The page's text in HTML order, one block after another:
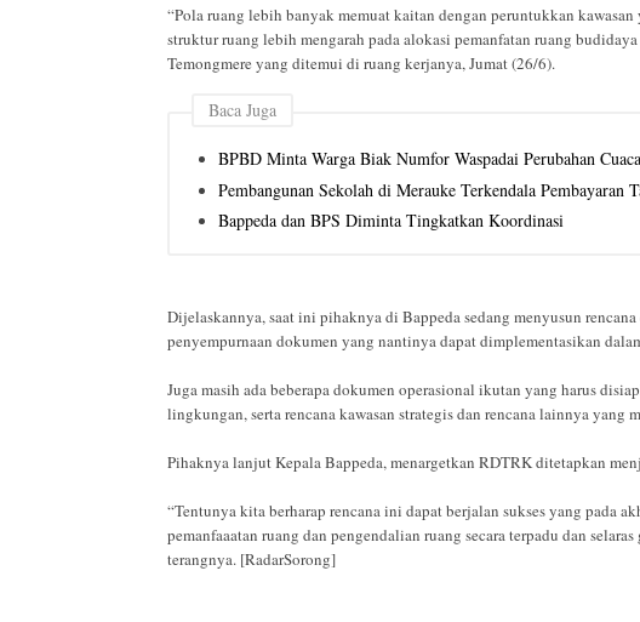
“Pola ruang lebih banyak memuat kaitan dengan peruntukkan
struktur ruang lebih mengarah pada alokasi pemanfatan ruang
Temongmere yang ditemui di ruang kerjanya, Jumat (26/6).
Baca Juga
BPBD Minta Warga Biak Numfor Waspadai Perubahan
Pembangunan Sekolah di Merauke Terkendala Pembayaran
Bappeda dan BPS Diminta Tingkatkan Koordinasi
Dijelaskannya, saat ini pihaknya di Bappeda sedang menyusun
penyempurnaan dokumen yang nantinya dapat dimplementasikan
Juga masih ada beberapa dokumen operasional ikutan yang harus
lingkungan, serta rencana kawasan strategis dan rencana lainnya yang
Pihaknya lanjut Kepala Bappeda, menargetkan RDTRK ditetapkan
“Tentunya kita berharap rencana ini dapat berjalan sukses yang pada
pemanfaaatan ruang dan pengendalian ruang secara terpadu dan
terangnya. [RadarSorong]